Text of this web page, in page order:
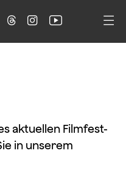
   
aktuellen Filmfest-
in unserem